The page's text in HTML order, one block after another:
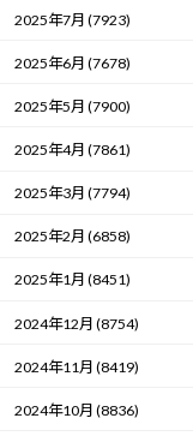
2025年7月 (7923)
2025年6月 (7678)
2025年5月 (7900)
2025年4月 (7861)
2025年3月 (7794)
2025年2月 (6858)
2025年1月 (8451)
2024年12月 (8754)
2024年11月 (8419)
2024年10月 (8836)